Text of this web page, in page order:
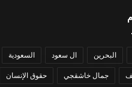
البحرين ال سعود السعودية
جمال خاشقجي حقوق الإنسان